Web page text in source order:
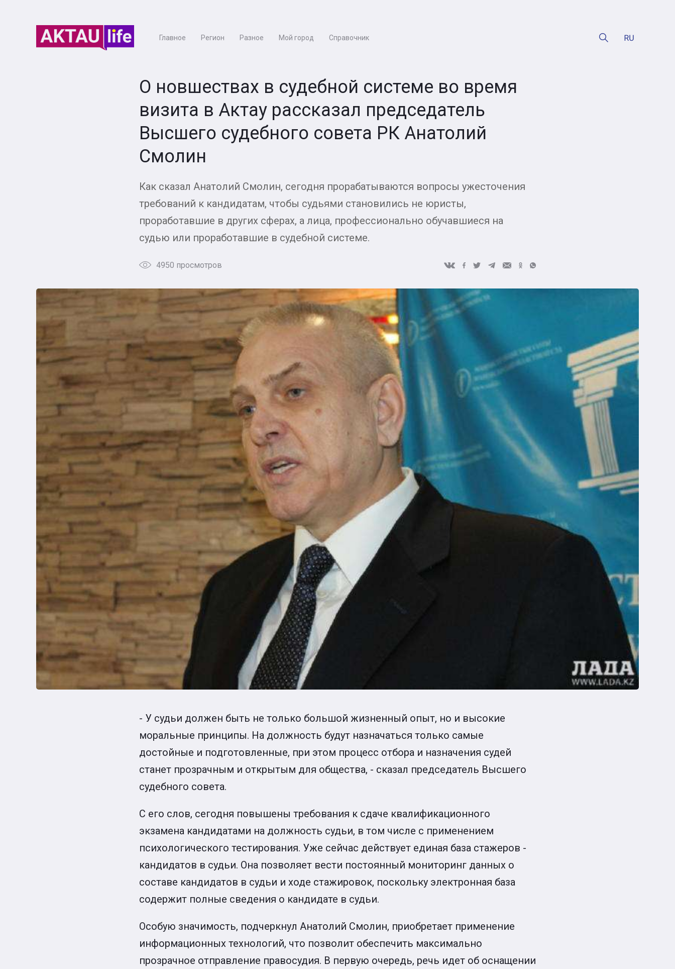
Главное Регион Разное Мой город Справочник
О новшествах в судебной системе во время
визита в Актау рассказал председатель
Высшего судебного совета РК Анатолий
Смолин
Как сказал Анатолий Смолин, сегодня прорабатываются вопросы ужесточения
требований к кандидатам, чтобы судьями становились не юристы,
проработавшие в других сферах, а лица, профессионально обучавшиеся на
судью или проработавшие в судебной системе.
4950 просмотров
- У судьи должен быть не только большой жизненный опыт, но и высокие
моральные принципы. На должность будут назначаться только самые
достойные и подготовленные, при этом процесс отбора и назначения судей
станет прозрачным и открытым для общества, - сказал председатель Высшего
судебного совета.
С его слов, сегодня повышены требования к сдаче квалификационного
экзамена кандидатами на должность судьи, в том числе с применением
психологического тестирования. Уже сейчас действует единая база стажеров -
кандидатов в судьи. Она позволяет вести постоянный мониторинг данных о
составе кандидатов в судьи и ходе стажировок, поскольку электронная база
содержит полные сведения о кандидате в судьи.
Особую значимость, подчеркнул Анатолий Смолин, приобретает применение
информационных технологий, что позволит обеспечить максимально
прозрачное отправление правосудия. В первую очередь, речь идет об оснащении